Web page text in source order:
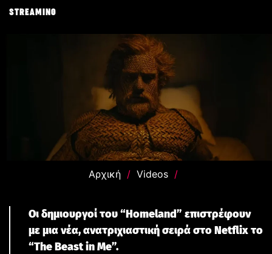
STREAMING
έρχεται στους κινηματογράφους δείτε το trailer
Αρχική / Videos /
Οι δημιουργοί του “Homeland” επιστρέφουν
με μια νέα, ανατριχιαστική σειρά στο Netflix το
“The Beast in Me”.